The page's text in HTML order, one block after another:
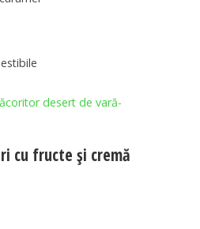
desert de vară-
cu fructe și cremă